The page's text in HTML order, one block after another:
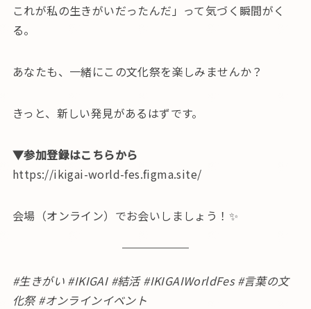
これが私の生きがいだったんだ」って気づく瞬間がく
る。
あなたも、一緒にこの文化祭を楽しみませんか？
きっと、新しい発見があるはずです。
▼参加登録はこちらから
https://ikigai-world-fes.figma.site/
会場（オンライン）でお会いしましょう！✨
#生きがい #IKIGAI #結活 #IKIGAIWorldFes #言葉の文
化祭 #オンラインイベント